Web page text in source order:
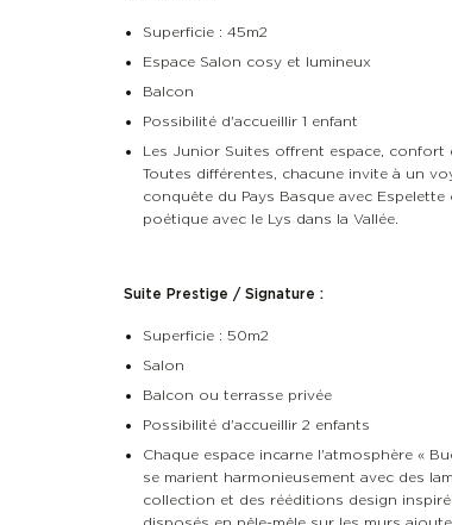
Superficie : 45m2
Espace Salon cosy et lumineux
Balcon
Possibilité d'accueillir 1 enfant
Les Junior Suites offrent espace, confort
Toutes différentes, chacune invite à un
conquête du Pays Basque avec Espelette
poétique avec le Lys dans la Vallée.
Suite Prestige / Signature :
Superficie : 50m2
Salon
Balcon ou terrasse privée
Possibilité d'accueillir 2 enfants
Chaque espace incarne l'atmosphère «
se marient harmonieusement avec des
collection et des rééditions design